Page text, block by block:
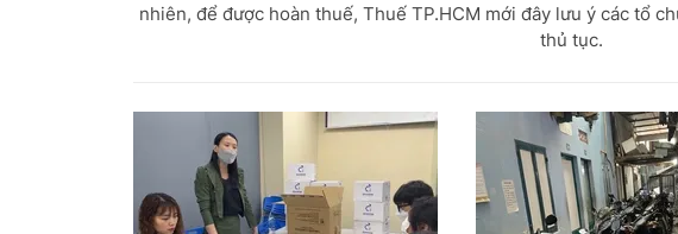
nhiên, để được hoàn thuế, Thuế TP.HCM mới đây lưu ý các tổ
thủ tục.